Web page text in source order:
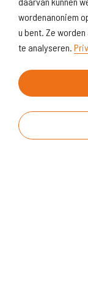
wordenanoniem
u bent. Ze
te analyseren.